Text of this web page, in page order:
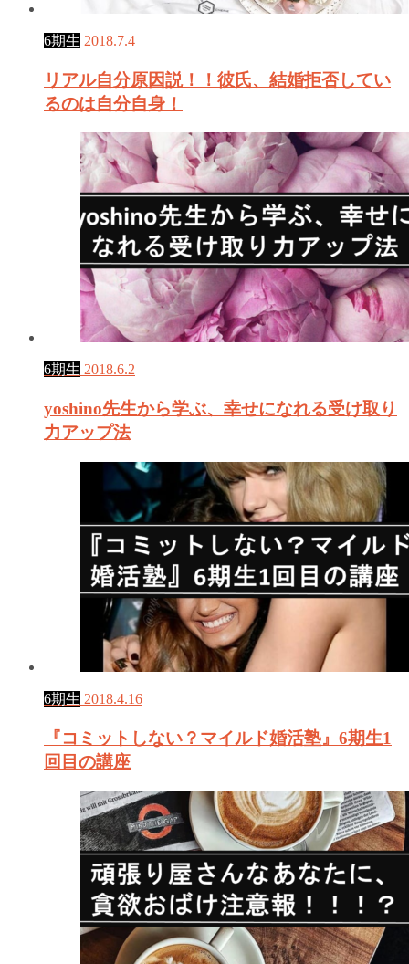
6期生 2018.7.4
リアル自分原因説！！彼氏、結婚拒否してい
るのは自分自身！
6期生 2018.6.2
yoshino先生から学ぶ、幸せになれる受け取り
力アップ法
6期生 2018.4.16
『コミットしない？マイルド婚活塾』6期生1
回目の講座